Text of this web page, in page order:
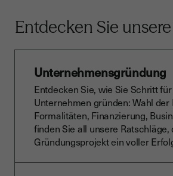
Entdecken Sie
Unternehmensgründung
Entdecken Sie, wie Sie Schritt
Unternehmen gründen: Wahl
Formalitäten, Finanzierung,
finden Sie all unsere
Gründungsprojekt ein voller